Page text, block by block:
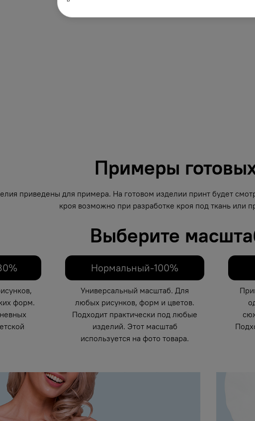
Примеры
приведены для примера. На готовом изделии принт будет
кроя возможно при разработке кроя под ткань или
Выберите
форм.
Нормальный-100%
Универсальный масштаб. Для
любых рисунков, форм и цветов.
Подходит практически под любые
изделий. Этот масштаб
используется на фото товара.